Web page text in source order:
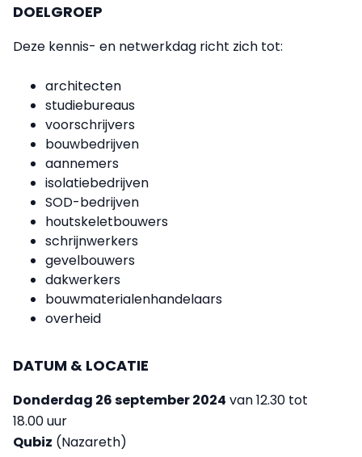
DOELGROEP
Deze kennis- en netwerkdag richt zich tot:
architecten
studiebureaus
voorschrijvers
bouwbedrijven
aannemers
isolatiebedrijven
SOD-bedrijven
houtskeletbouwers
schrijnwerkers
gevelbouwers
dakwerkers
bouwmaterialenhandelaars
overheid
DATUM & LOCATIE
Donderdag 26 september 2024 van 12.30 tot
18.00 uur
Qubiz (Nazareth)